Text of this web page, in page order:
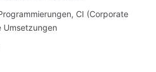
CI (Corporate